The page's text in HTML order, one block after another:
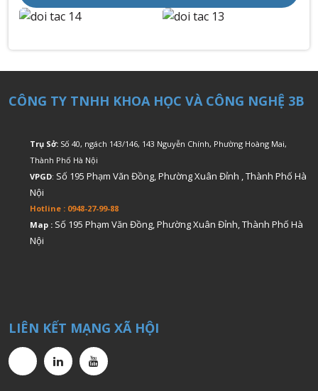
CÔNG TY TNHH KHOA HỌC VÀ CÔNG NGHỆ 3B
Trụ Sở: Số 40, ngách 143/146, 143 Nguyễn Chính, Phường Hoàng Mai,
Thành Phố Hà Nội
VPGD: Số 195 Phạm Văn Đồng, Phường Xuân Đỉnh , Thành Phố Hà
Nội
Hotline : 0948-27-99-88
Map : Số 195 Phạm Văn Đồng, Phường Xuân Đỉnh, Thành Phố Hà
Nội
LIÊN KẾT MẠNG XÃ HỘI